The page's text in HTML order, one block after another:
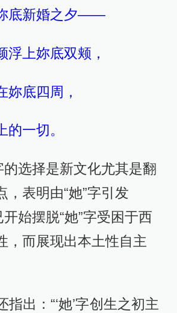
底新婚之夕——
浮上妳底双颊，
妳底四周，
一切。
的选择是新文化尤其是翻
，表明由“她”字引发
开始摆脱“她”字受困于西
，而展现出本土性自主
出：“‘她’字创生之初主